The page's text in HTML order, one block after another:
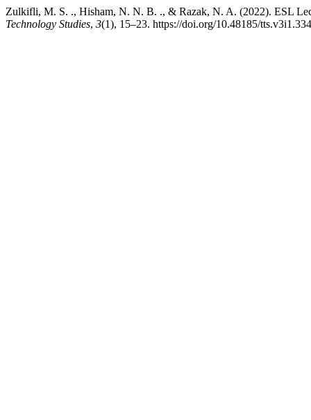
Zulkifli, M. S. ., Hisham, N. N. B. ., & Razak, N. A. (2022). ESL
Technology Studies, 3(1), 15–23. https://doi.org/10.48185/tts.v3i1.334